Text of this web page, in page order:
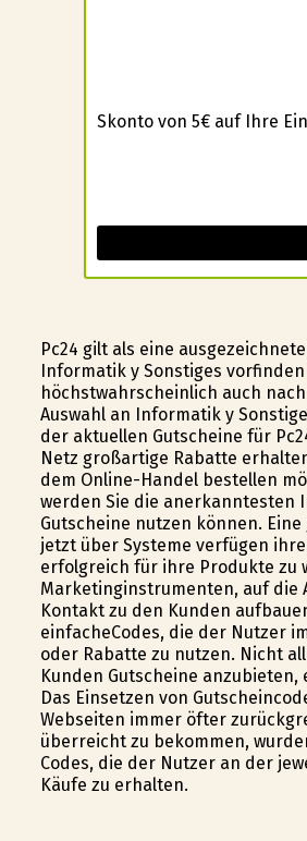
Skonto von 5€ auf Ihre
Pc24 gilt als eine
Informatik y Sonstiges
höchstwahrscheinlich auch
Auswahl an Informatik y
der aktuellen Gutscheine für
Netz großartige Rabatte
dem Online-Handel bestellen
werden Sie die anerkanntesten
Gutscheine nutzen können.
jetzt über Systeme verfügen
erfolgreich für ihre Produkte zu
Marketinginstrumenten, auf die
Kontakt zu den Kunden
einfacheCodes, die der Nutzer
oder Rabatte zu nutzen. Nicht
Kunden Gutscheine
Das Einsetzen von
Webseiten immer öfter
überreicht zu bekommen,
Codes, die der Nutzer an der
Käufe zu erhalten.